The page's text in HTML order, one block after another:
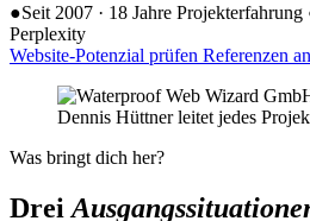
●Seit 2007 · 18 Jahre Projekterfahrung
Perplexity
Website-Potenzial prüfen Referenzen
Dennis Hüttner leitet jedes
Was bringt dich her?
Drei